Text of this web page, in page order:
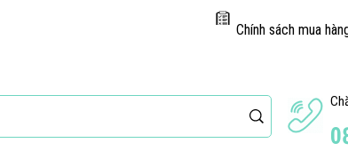
Chính sách mua